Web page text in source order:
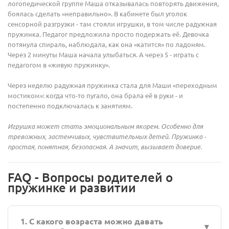
логопедической группе Маша отказывалась повторять движения,
боялась сделать «неправильно». В кабинете был уголок
сенсорной разгрузки - там стояли игрушки, в том числе радужная
пружинка. Педагог предложила просто подержать её. Девочка
потянула спираль, наблюдала, как она «катится» по ладоням.
Через 2 минуты Маша начала улыбаться. А через 5 - играть с
педагогом в «живую пружинку».
Через неделю радужная пружинка стала для Маши «переходным
мостиком»: когда что-то пугало, она брала её в руки - и
постепенно подключалась к занятиям.
Игрушка может стать эмоциональным якорем. Особенно для
тревожных, застенчивых, чувствительных детей. Пружинка -
простая, понятная, безопасная. А значит, вызывает доверие.
FAQ - Вопросы родителей о
пружинке и развитии
1. С какого возраста можно давать